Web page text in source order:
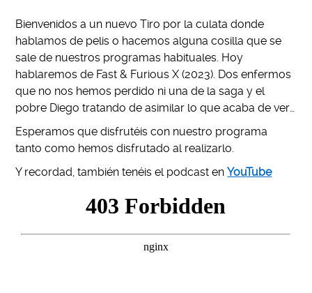
Bienvenidos a un nuevo Tiro por la culata donde
hablamos de pelis o hacemos alguna cosilla que se
sale de nuestros programas habituales. Hoy
hablaremos de Fast & Furious X (2023). Dos enfermos
que no nos hemos perdido ni una de la saga y el
pobre Diego tratando de asimilar lo que acaba de ver…
Esperamos que disfrutéis con nuestro programa
tanto como hemos disfrutado al realizarlo.
Y recordad, también tenéis el podcast en YouTube